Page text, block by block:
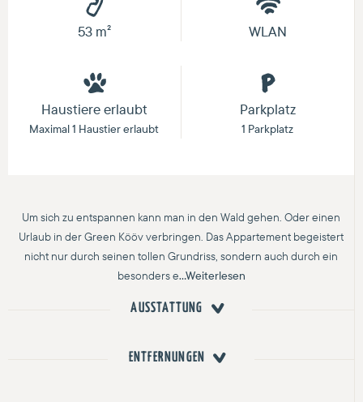
53 m² WLAN
Haustiere erlaubt
Maximal 1 Haustier erlaubt
Parkplatz
1 Parkplatz
Um sich zu entspannen kann man in den Wald gehen. Oder einen
Urlaub in der Green Kööv verbringen. Das Appartement begeistert
nicht nur durch seinen tollen Grundriss, sondern auch durch ein
besonders e...Weiterlesen
AUSSTATTUNG
ENTFERNUNGEN